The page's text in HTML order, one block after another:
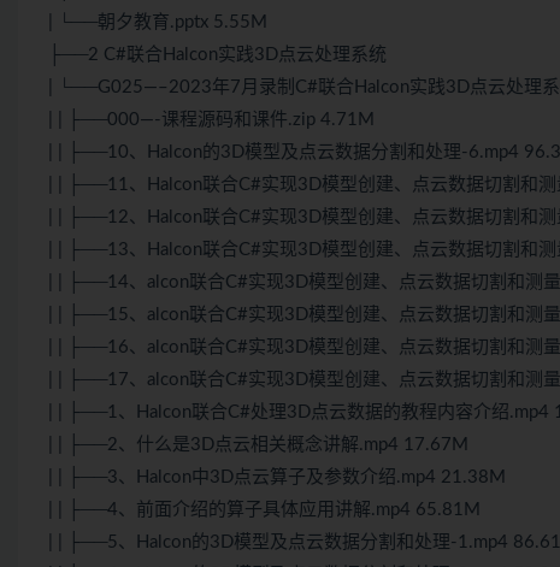
| └──朝夕教育.pptx 5.55M
├──2 C#联合Halcon实践3D点云处理系统
| └──G025—–2023年7月录制C#联合Halcon实践3D点云处理
| | ├──000—-课程源码和课件.zip 4.71M
| | ├──10、Halcon的3D模型及点云数据分割和处理-6.mp4
| | ├──11、Halcon联合C#实现3D模型创建、点云数据切割和
| | ├──12、Halcon联合C#实现3D模型创建、点云数据切割和
| | ├──13、Halcon联合C#实现3D模型创建、点云数据切割和
| | ├──14、alcon联合C#实现3D模型创建、点云数据切割和测
| | ├──15、alcon联合C#实现3D模型创建、点云数据切割和测
| | ├──16、alcon联合C#实现3D模型创建、点云数据切割和测
| | ├──17、alcon联合C#实现3D模型创建、点云数据切割和测
| | ├──1、Halcon联合C#处理3D点云数据的教程内容介绍.mp4
| | ├──2、什么是3D点云相关概念讲解.mp4 17.67M
| | ├──3、Halcon中3D点云算子及参数介绍.mp4 21.38M
| | ├──4、前面介绍的算子具体应用讲解.mp4 65.81M
| | ├──5、Halcon的3D模型及点云数据分割和处理-1.mp4